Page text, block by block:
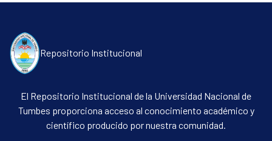
All of DSpace
Statistics
Repositorio Institucional
El Repositorio Institucional de la Universidad Nacional de
Tumbes proporciona acceso al conocimiento académico y
científico producido por nuestra comunidad.